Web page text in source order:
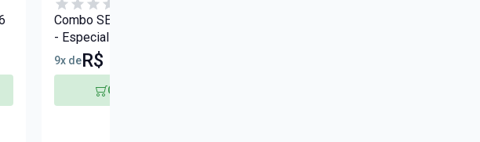
Combo SEDES-DF 2026
- Especialista em
Desenvolvimento e
Assistência Social
(EDAS) - Psicologia
9x deR$ 10,67
Comprar